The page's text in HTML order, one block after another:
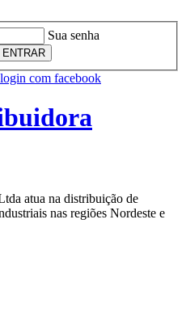
Sua senha
ENTRAR
com facebook
atua na distribuição de
nas regiões Nordeste e